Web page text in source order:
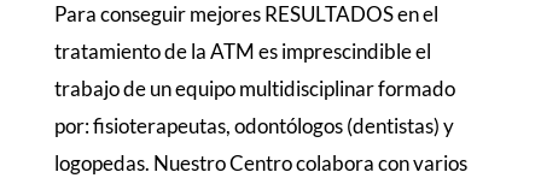
Para conseguir mejores RESULTADOS en el
tratamiento de la ATM es imprescindible el
trabajo de un equipo multidisciplinar formado
por: fisioterapeutas, odontólogos (dentistas) y
logopedas. Nuestro Centro colabora con varios